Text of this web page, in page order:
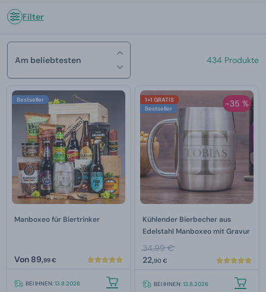
Filter
Am beliebtesten 434 Produkte
Bestseller
Manboxeo für Biertrinker
Von 89,99 €
BEI IHNEN:13.8.2026
-35 %
1+1 GRATIS
Bestseller
Kühlender Bierbecher aus
Edelstahl Manboxeo mit Gravur
34,99 €
22,90 €
BEI IHNEN:13.8.2026